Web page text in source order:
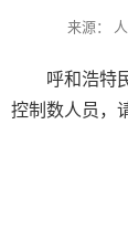
来源：
呼和浩特
控制数人员，